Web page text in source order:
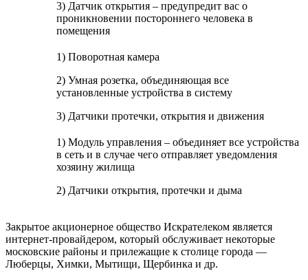
3) Датчик открытия – предупредит вас о
проникновении постороннего человека в
помещения
1) Поворотная камера
2) Умная розетка, объединяющая все
установленные устройства в систему
3) Датчики протечки, открытия и движения
1) Модуль управления – объединяет все устройства
в сеть и в случае чего отправляет уведомления
хозяину жилища
2) Датчики открытия, протечки и дыма
Закрытое акционерное общество Искрателеком является
интернет-провайдером, который обслуживает некоторые
московские районы и прилежащие к столице города —
Люберцы, Химки, Мытищи, Щербинка и др.